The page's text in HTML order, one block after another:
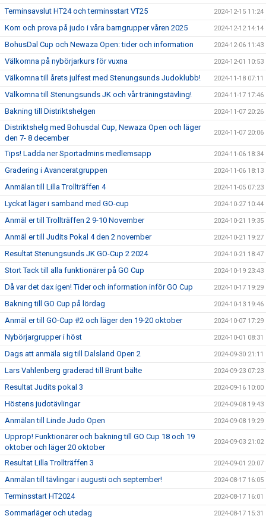
Terminsavslut HT24 och terminsstart VT25 2024-12-15 11:24
Kom och prova på judo i våra barngrupper våren 2025 2024-12-12 14:14
BohusDal Cup och Newaza Open: tider och information 2024-12-06 11:43
Välkomna på nybörjarkurs för vuxna 2024-12-01 10:53
Välkomna till årets julfest med Stenungsunds Judoklubb! 2024-11-18 07:11
Välkomna till Stenungsunds JK och vår träningstävling! 2024-11-17 17:46
Bakning till Distriktshelgen 2024-11-07 20:26
Distriktshelg med Bohusdal Cup, Newaza Open och läger
den 7- 8 december
2024-11-07 20:06
Tips! Ladda ner Sportadmins medlemsapp 2024-11-06 18:34
Gradering i Avanceratgruppen 2024-11-06 18:13
Anmälan till Lilla Trollträffen 4 2024-11-05 07:23
Lyckat läger i samband med GO-cup 2024-10-27 10:44
Anmäl er till Trollträffen 2 9-10 November 2024-10-21 19:35
Anmäl er till Judits Pokal 4 den 2 november 2024-10-21 19:27
Resultat Stenungsunds JK GO-Cup 2 2024 2024-10-21 18:47
Stort Tack till alla funktionärer på GO Cup 2024-10-19 23:43
Då var det dax igen! Tider och information inför GO Cup 2024-10-17 19:29
Bakning till GO Cup på lördag 2024-10-13 19:46
Anmäl er till GO-Cup #2 och läger den 19-20 oktober 2024-10-07 17:29
Nybörjargrupper i höst 2024-10-01 08:31
Dags att anmäla sig till Dalsland Open 2 2024-09-30 21:11
Lars Vahlenberg graderad till Brunt bälte 2024-09-23 07:23
Resultat Judits pokal 3 2024-09-16 10:00
Höstens judotävlingar 2024-09-08 19:43
Anmälan till Linde Judo Open 2024-09-08 19:29
Upprop! Funktionärer och bakning till GO Cup 18 och 19
oktober och läger 20 oktober
2024-09-03 21:02
Resultat Lilla Trollträffen 3 2024-09-01 20:07
Anmälan till tävlingar i augusti och september! 2024-08-17 16:05
Terminsstart HT2024 2024-08-17 16:01
Sommarläger och utedag 2024-08-17 15:31